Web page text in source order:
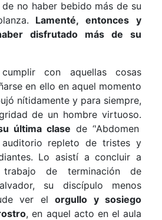
no haber bebido más de su
Lamenté, entonces y
disfrutado más de su
con aquellas cosas
en ello en aquel momento
nítidamente y para siempre,
de un hombre virtuoso.
última clase de ‘'Abdomen
repleto de tristes y
Lo asistí a concluir a
de terminación de
su discípulo menos
ver elorgullo y sosiego
, en aquel acto en el aula